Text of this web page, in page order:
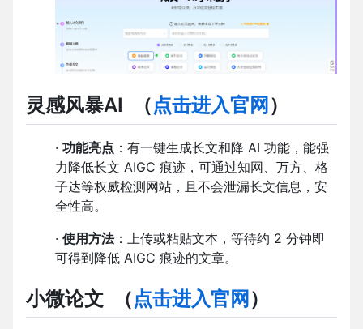
灵感风暴AI （点击进入官网 ）
· 功能亮点 ：有一键生成长文和降 AI 功能，能强
力降低长文 AIGC 痕迹，可通过知网、万方、格
子达等权威检测网站，且不会泄漏长文信息，安
全性高。
· 使用方法：上传或粘贴文本，等待约 2 分钟即
可得到降低 AIGC 痕迹的文章。
小微论文 （点击进入官网）